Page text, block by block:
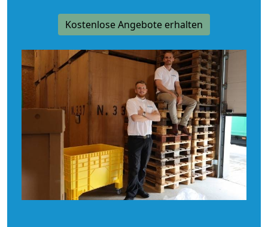
Kostenlose Angebote erhalten